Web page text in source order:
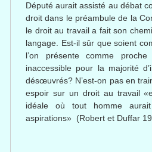
Député aurait assisté au débat
droit dans le préambule de la
le droit au travail a fait son
langage. Est-il sûr que soient
l’on présente comme
inaccessible pour la majorité
désœuvrés? N’est-on pas en
espoir sur un droit au travail
idéale où tout homme
aspirations» (Robert et Duffar